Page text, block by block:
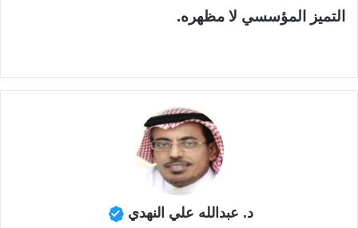
التميز المؤسسي لا مظهره.
د. عبدالله علي النهدي